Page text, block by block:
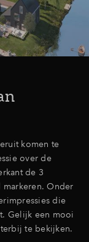
Inloggen
komen te
over de
de 3
markeren. Onder
die
Gelijk een mooi
te bekijken.